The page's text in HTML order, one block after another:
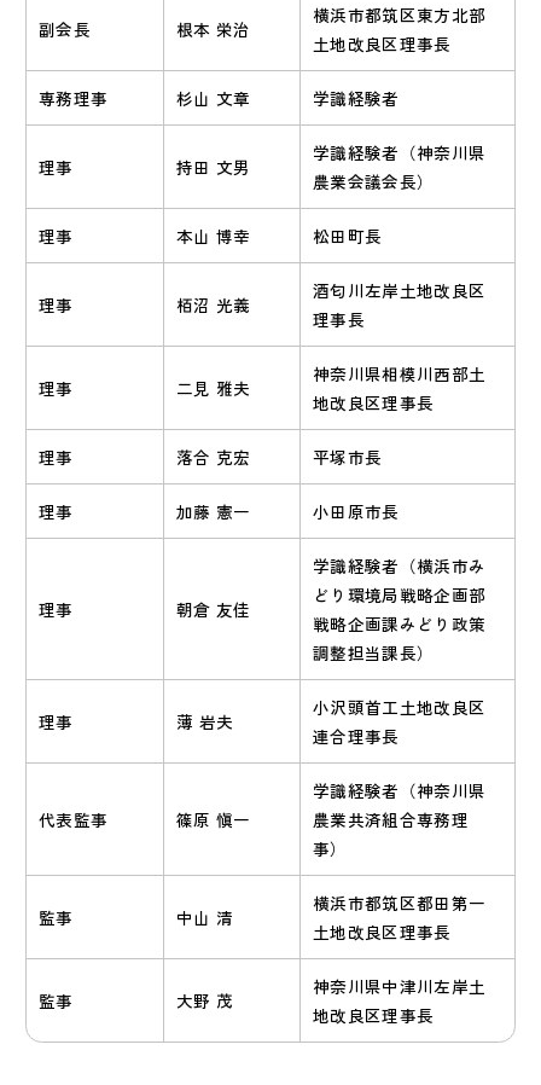
副会長 根本 栄治
横浜市都筑区東方北部
土地改良区理事長
専務理事 杉山 文章 学識経験者
理事 持田 文男
学識経験者（神奈川県
農業会議会長）
理事 本山 博幸 松田町長
理事 栢沼 光義
酒匂川左岸土地改良区
理事長
理事 二見 雅夫
神奈川県相模川西部土
地改良区理事長
理事 落合 克宏 平塚市長
理事 加藤 憲一 小田原市長
理事 朝倉 友佳
学識経験者（横浜市み
どり環境局戦略企画部
戦略企画課みどり政策
調整担当課長）
理事 薄 岩夫
小沢頭首工土地改良区
連合理事長
代表監事 篠原 愼一
学識経験者（神奈川県
農業共済組合専務理
事）
監事 中山 清
横浜市都筑区都田第一
土地改良区理事長
監事 大野 茂
神奈川県中津川左岸土
地改良区理事長